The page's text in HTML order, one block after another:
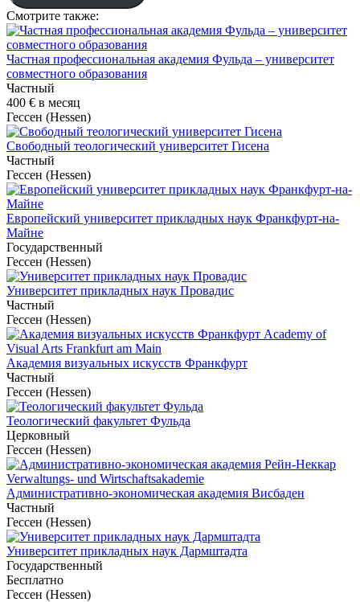
Смотрите также:
Частная профессиональная академия Фульда – университет
совместного образования
Частный
400 € в месяц
Гессен (Hessen)
Свободный теологический университет Гисена
Частный
Гессен (Hessen)
Европейский университет прикладных наук Франкфурт-на-
Майне
Государственный
Гессен (Hessen)
Университет прикладных наук Провадис
Частный
Гессен (Hessen)
Академия визуальных искусств Франкфурт
Частный
Гессен (Hessen)
Теологический факультет Фульда
Церковный
Гессен (Hessen)
Административно-экономическая академия Висбаден
Частный
Гессен (Hessen)
Университет прикладных наук Дармштадта
Государственный
Бесплатно
Гессен (Hessen)